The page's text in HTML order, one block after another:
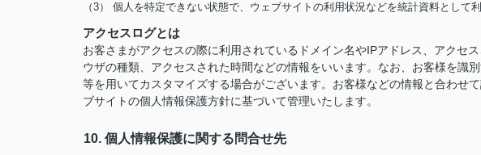
（3） 個人を特定できない状態で、ウェブサイトの利用状況などを統計資料として利
アクセスログとは
お客さまがアクセスの際に利用されているドメイン名やIPアドレス、アクセ
ウザの種類、アクセスされた時間などの情報をいいます。なお、お客様を識
等を用いてカスタマイズする場合がございます。お客様などの情報と合わせ
ブサイトの個人情報保護方針に基づいて管理いたします。
10. 個人情報保護に関する問合せ先